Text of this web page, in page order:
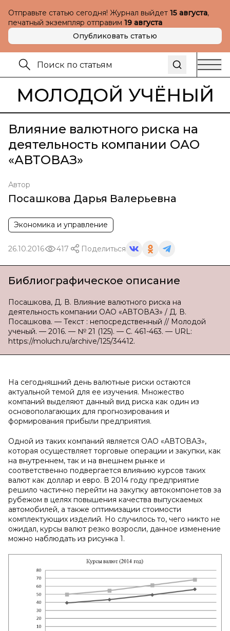
Отправьте статью сегодня! Журнал выйдет 15 августа,
печатный экземпляр отправим 19 августа
Опубликовать статью
МОЛОДОЙ УЧЁНЫЙ
Влияние валютного риска на
деятельность компании ОАО
«АВТОВАЗ»
Автор
Посашкова Дарья Валерьевна
Экономика и управление
26.10.2016 417 Поделиться
Библиографическое описание
Посашкова, Д. В. Влияние валютного риска на
деятельность компании ОАО «АВТОВАЗ» / Д. В.
Посашкова. — Текст : непосредственный // Молодой
ученый. — 2016. — № 21 (125). — С. 461-463. — URL:
https://moluch.ru/archive/125/34412.
На сегодняшний день валютные риски остаются
актуальной темой для ее изучения. Множество
компаний выделяют данный вид риска как один из
основополагающих для прогнозирования и
формирования прибыли предприятия.
Одной из таких компаний является ОАО «АВТОВАЗ»,
которая осуществляет торговые операции и закупки, как
на внутреннем, так и на внешнем рынке и
соответственно подвергается влиянию курсов таких
валют как доллар и евро. В 2014 году предприятие
решило частично перейти на закупку автокомпонетов за
рубежом в целях повышения качества выпускаемых
автомобилей, а также оптимизации стоимости
комплектующих изделий. Но случилось то, чего никто не
ожидал, курсы валют резко возросли, данное изменение
можно наблюдать из рисунка 1.